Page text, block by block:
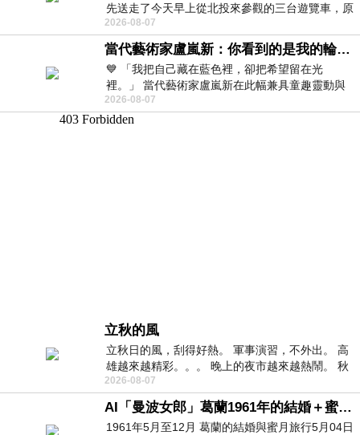
先送走了今天早上從北投來參觀的三台遊覽車，原
以為展場已經差不多要安靜下來，卻發
2026-08-07
當代藝術家盧嵐新：你看到的是我的輪廓，還是你的故事？——藏在藍色裡的希望與光
💙 「我把自己藏在藍色裡，卻把希望留在光
裡。」 當代藝術家盧嵐新在此幅兼具童趣靈動與
抽象韻味的新作中，用湛藍的羽翼般色塊包覆著
2026-08-07
立秋的風
立秋日的風，刮得好熱。 軍事演習，不外出。 高
雄越來越精彩。。。 晚上的夜市越來越熱鬧。 秋
天的風刮得很熱 夜遊消暑熱。。。
2026-08-07
AI「曼波女郎」葛蘭1961年的結婚＋蜜月旅行 #戀上老電影 #葛蘭 #粟子
1961年5月至12月 葛蘭的結婚與蜜月旅行5月04日